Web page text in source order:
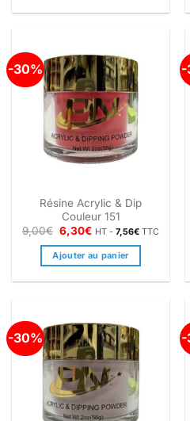
-30%
Résine Acrylic & Dip
Couleur 151
9,00€ Le
prix
initial
était :
6,30€Le
actuel
est :
HT -7,56€ TTC
Ajouter au panier
-
-30% -